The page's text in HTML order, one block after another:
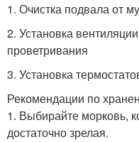
1. Очистка подвала от
2. Установка
проветривания
3. Установка
Рекомендации по
1. Выбирайте морковь,
достаточно зрелая.